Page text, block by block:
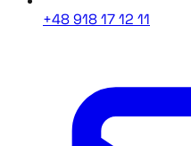
+48 918 17 12 11